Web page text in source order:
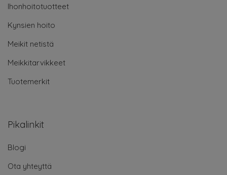
Ihonhoitotuotteet
Kynsien hoito
Meikit netistä
Meikkitarvikkeet
Tuotemerkit
Pikalinkit
Blogi
Ota yhteyttä